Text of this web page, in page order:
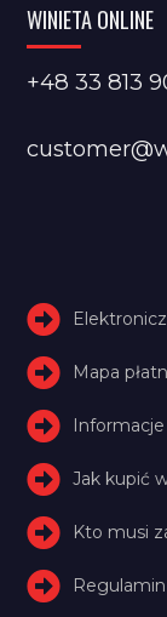
WINIETA ONLINE
+48 33 813
Mapa
Jak kupić
Kto musi